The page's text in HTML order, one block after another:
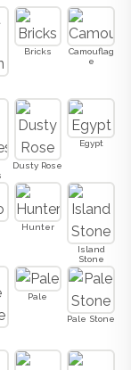
Bricks
Camouflag
e
Dusty Rose
Egypt
Hunter
Island
Stone
Pale
Pale Stone